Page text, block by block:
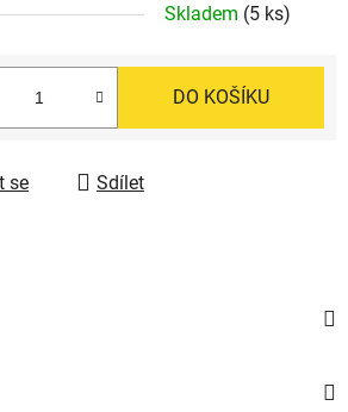
Skladem (5 ks)
DO KOŠÍKU
se Sdílet